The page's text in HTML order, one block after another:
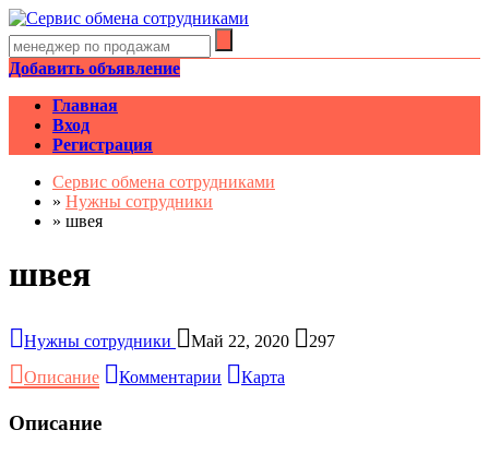
Добавить объявление
Главная
Вход
Регистрация
Сервис обмена сотрудниками
» Нужны сотрудники
» швея
швея
Нужны сотрудники Май 22, 2020
297
Описание
Комментарии Карта
Описание